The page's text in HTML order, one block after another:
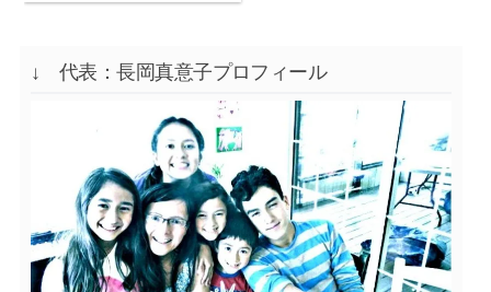
↓ 代表：長岡真意子プロフィール